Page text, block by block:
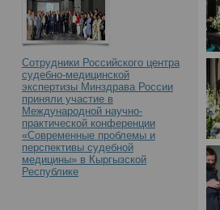
Сотрудники Российского центра
судебно-медицинской
экспертизы Минздрава России
приняли участие в
Международной научно-
практической конференции
«Современные проблемы и
перспективы судебной
медицины» в Кыргызской
Республике